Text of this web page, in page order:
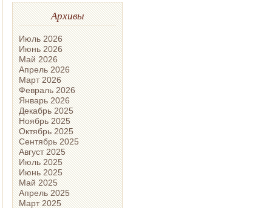
Архивы
Июль 2026
Июнь 2026
Май 2026
Апрель 2026
Март 2026
Февраль 2026
Январь 2026
Декабрь 2025
Ноябрь 2025
Октябрь 2025
Сентябрь 2025
Август 2025
Июль 2025
Июнь 2025
Май 2025
Апрель 2025
Март 2025